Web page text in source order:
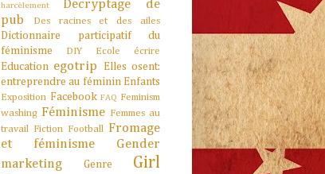
harcèlement
Decryptage de
pub
Des racines et des ailes
Dictionnaire participatif du
féminisme
DIY Ecole écrire
Education egotrip
Elles osent:
entreprendre au féminin Enfants
Exposition Facebook FAQ Feminism
washing Féminisme Femmes au
travail Fiction Football Fromage
et féminisme
Gender
marketing
Genre
Girl